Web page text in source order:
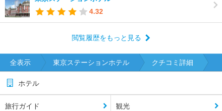
4.32
閲覧履歴をもっと見る
全表示 東京ステーションホテル クチコミ詳細
ホテル
旅行ガイド 観光